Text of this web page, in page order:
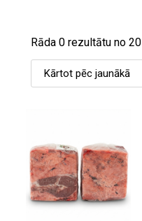
Rāda 0 rezultātu no 20